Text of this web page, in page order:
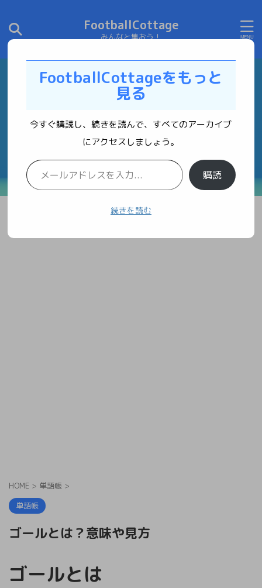
FootballCottage
みんなと集おう！
HOME > 単語帳 >
単語帳
ゴールとは？意味や見方
ゴールとは
FootballCottageをもっと
見る
今すぐ購読し、続きを読んで、すべてのアーカイブ
にアクセスしましょう。
購読
続きを読む